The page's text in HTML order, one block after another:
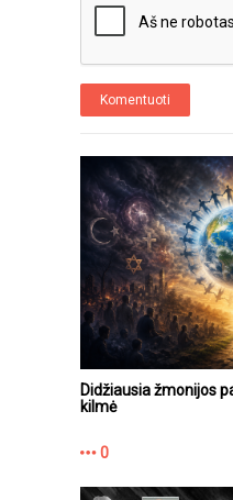
Komentuoti
Didžiausia žmonijos
kilmė
0